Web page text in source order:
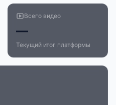
Всего видео
—
Текущий итог платформы